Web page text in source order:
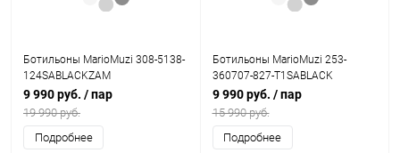
Ботильоны MarioMuzi 308-5138-
124SABLACKZAM
9 990 руб. / пар
19 990 руб.
Подробнее
Ботильоны MarioMuzi 253-
360707-827-T1SABLACK
9 990 руб. / пар
15 990 руб.
Подробнее